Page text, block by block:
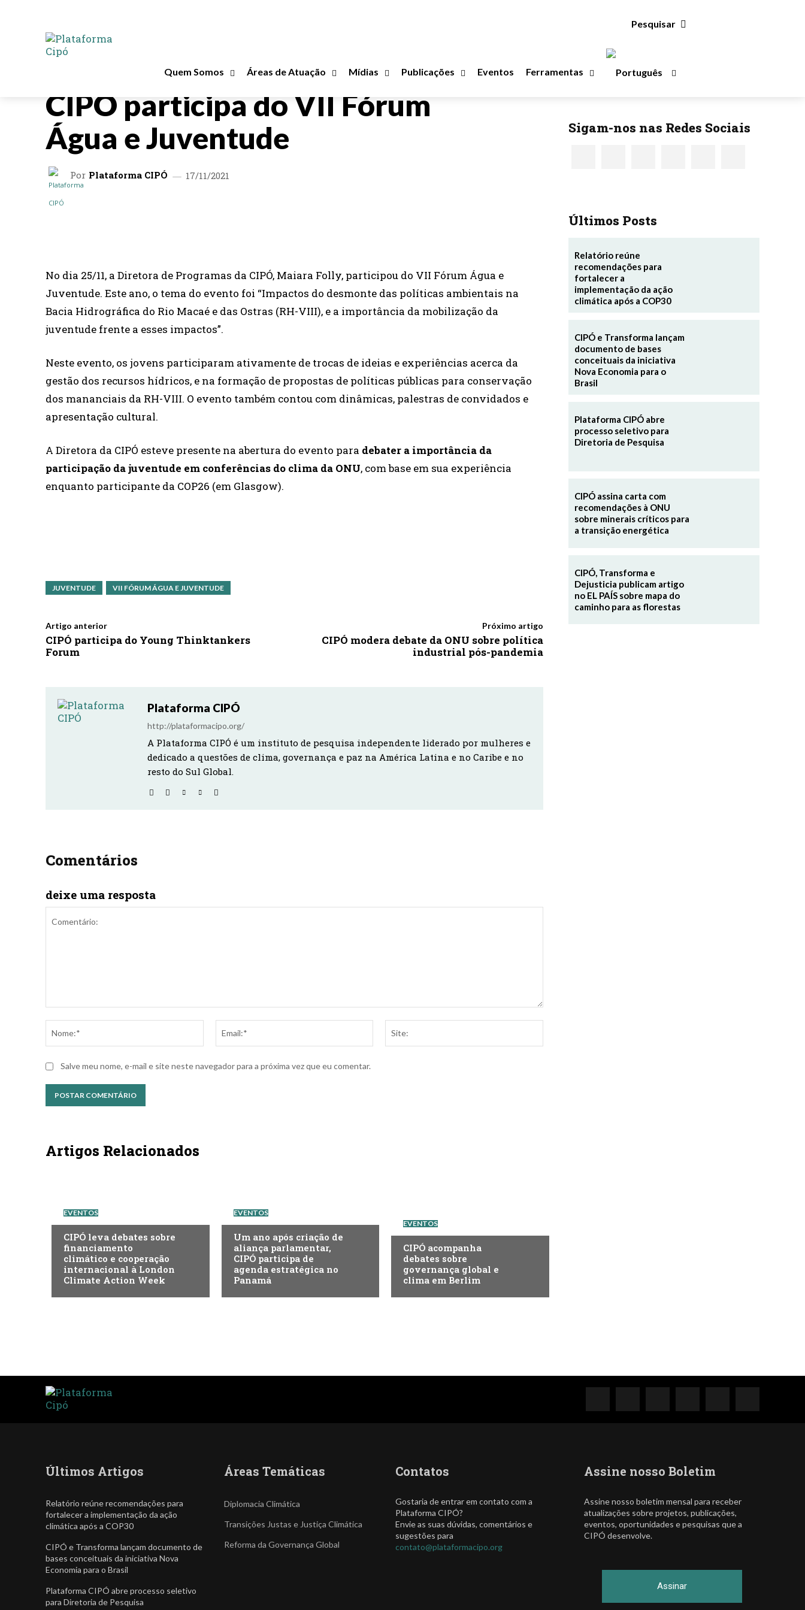
Pesquisar
Quem Somos Áreas de Atuação Mídias Publicações Eventos Ferramentas
CIPÓ participa do VII Fórum
Água e Juventude
Por Plataforma CIPÓ 17/11/2021
No dia 25/11, a Diretora de Programas da CIPÓ, Maiara Folly, participou do VII Fórum Água e
Juventude. Este ano, o tema do evento foi “Impactos do desmonte das políticas ambientais na
Bacia Hidrográfica do Rio Macaé e das Ostras (RH-VIII), e a importância da mobilização da
juventude frente a esses impactos”.
Neste evento, os jovens participaram ativamente de trocas de ideias e experiências acerca da
gestão dos recursos hídricos, e na formação de propostas de políticas públicas para conservação
dos mananciais da RH-VIII. O evento também contou com dinâmicas, palestras de convidados e
apresentação cultural.
A Diretora da CIPÓ esteve presente na abertura do evento para debater a importância da
participação da juventude em conferências do clima da ONU, com base em sua experiência
enquanto participante da COP26 (em Glasgow).
JUVENTUDE VII FÓRUM ÁGUA E JUVENTUDE
Artigo anterior
CIPÓ participa do Young Thinktankers
Forum
Próximo artigo
CIPÓ modera debate da ONU sobre política
industrial pós-pandemia
Plataforma CIPÓ
http://plataformacipo.org/
A Plataforma CIPÓ é um instituto de pesquisa independente liderado por mulheres e
dedicado a questões de clima, governança e paz na América Latina e no Caribe e no
resto do Sul Global.
Comentários
deixe uma resposta
Salve meu nome, e-mail e site neste navegador para a próxima vez que eu comentar.
Artigos Relacionados
EVENTOS
CIPÓ leva debates sobre
financiamento
climático e cooperação
internacional à London
Climate Action Week
EVENTOS
Um ano após criação de
aliança parlamentar,
CIPÓ participa de
agenda estratégica no
Panamá
EVENTOS
CIPÓ acompanha
debates sobre
governança global e
clima em Berlim
Sigam-nos nas Redes Sociais
Últimos Posts
Relatório reúne
recomendações para
fortalecer a
implementação da ação
climática após a COP30
CIPÓ e Transforma lançam
documento de bases
conceituais da iniciativa
Nova Economia para o
Brasil
Plataforma CIPÓ abre
processo seletivo para
Diretoria de Pesquisa
CIPÓ assina carta com
recomendações à ONU
sobre minerais críticos para
a transição energética
CIPÓ, Transforma e
Dejusticia publicam artigo
no EL PAÍS sobre mapa do
caminho para as florestas
Últimos Artigos
Relatório reúne recomendações para
fortalecer a implementação da ação
climática após a COP30
CIPÓ e Transforma lançam documento de
bases conceituais da iniciativa Nova
Economia para o Brasil
Plataforma CIPÓ abre processo seletivo
para Diretoria de Pesquisa
Áreas Temáticas
Diplomacia Climática
Transições Justas e Justiça Climática
Reforma da Governança Global
Contatos
Gostaria de entrar em contato com a
Plataforma CIPÓ?
Envie as suas dúvidas, comentários e
sugestões para
contato@plataformacipo.org
Assine nosso Boletim
Assine nosso boletim mensal para receber
atualizações sobre projetos, publicações,
eventos, oportunidades e pesquisas que a
CIPÓ desenvolve.
Assinar